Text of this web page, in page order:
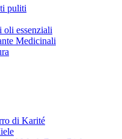
puliti
essenziali
Medicinali
di Karité